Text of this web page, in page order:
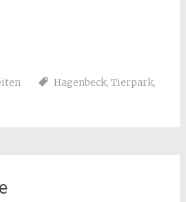
Hagenbeck, Tierpark,